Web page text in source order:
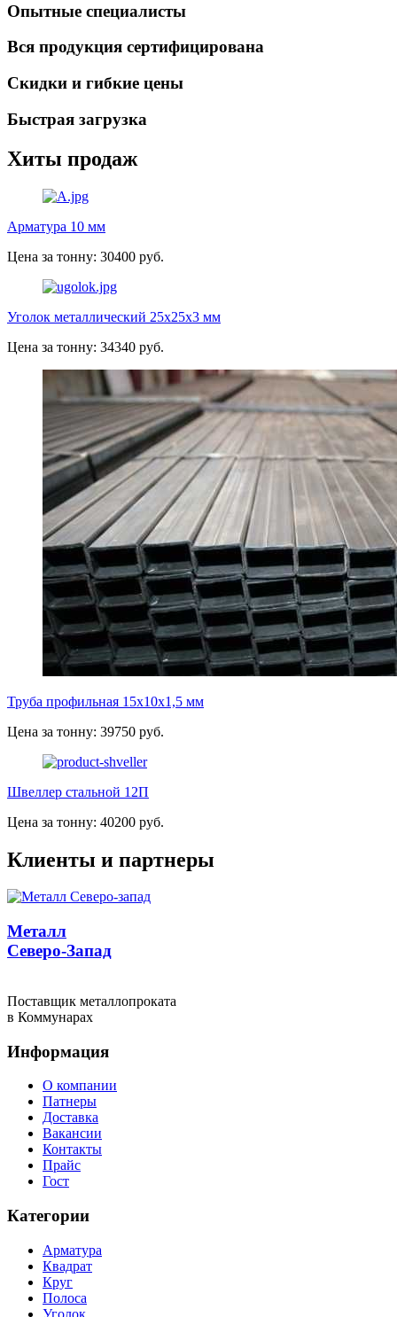
Опытные специалисты
Вся продукция сертифицирована
Скидки и гибкие цены
Быстрая загрузка
Хиты продаж
Арматура 10 мм
Цена за тонну: 30400 руб.
Уголок металлический 25х25х3 мм
Цена за тонну: 34340 руб.
Труба профильная 15х10х1,5 мм
Цена за тонну: 39750 руб.
Швеллер стальной 12П
Цена за тонну: 40200 руб.
Клиенты и партнеры
Металл
Северо-Запад
Поставщик металлопроката
в Коммунарах
Информация
О компании
Патнеры
Доставка
Вакансии
Контакты
Прайс
Гост
Категории
Арматура
Квадрат
Круг
Полоса
Уголок